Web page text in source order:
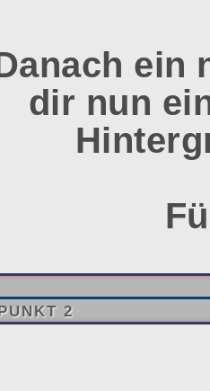
ein
dir nun
2